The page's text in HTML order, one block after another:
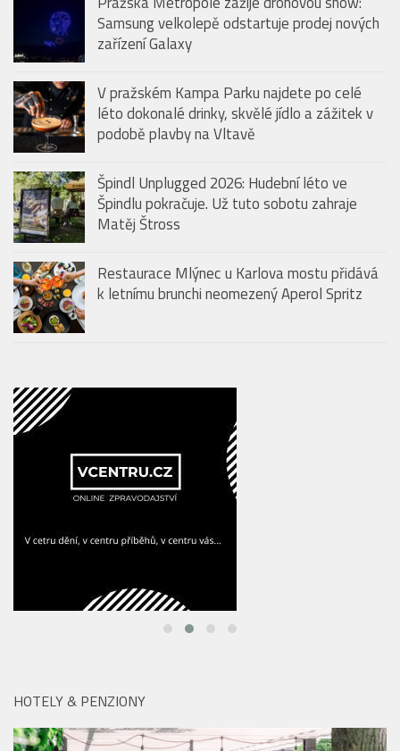
Samsung velkolepě odstartuje prodej nových
zařízení Galaxy
V pražském Kampa Parku najdete po celé
léto dokonalé drinky, skvělé jídlo a zážitek v
podobě plavby na Vltavě
Špindl Unplugged 2026: Hudební léto ve
Špindlu pokračuje. Už tuto sobotu zahraje
Matěj Štross
Restaurace Mlýnec u Karlova mostu přidává
k letnímu brunchi neomezený Aperol Spritz